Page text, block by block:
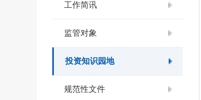
工作简讯
监管对象
投资知识园地
规范性文件